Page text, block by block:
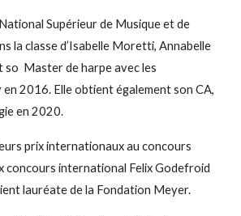
Supérieur de Musique et de
la classe d’Isabelle Moretti, Annabelle
so Master de harpe avec les
2016. Elle obtient également son CA,
en 2020.
prix internationaux au concours
concours international Felix Godefroid
lauréate de la Fondation Meyer.